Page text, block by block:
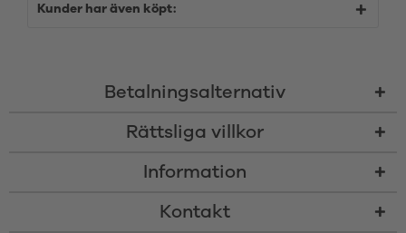
Kunder har även köpt:
Betalningsalternativ
Rättsliga villkor
Information
Kontakt